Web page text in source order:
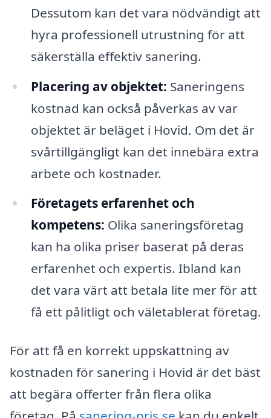
Dessutom kan det vara nödvändigt att
hyra professionell utrustning för att
säkerställa effektiv sanering.
Placering av objektet: Saneringens
kostnad kan också påverkas av var
objektet är beläget i Hovid. Om det är
svårtillgängligt kan det innebära extra
arbete och kostnader.
Företagets erfarenhet och
kompetens: Olika saneringsföretag
kan ha olika priser baserat på deras
erfarenhet och expertis. Ibland kan
det vara värt att betala lite mer för att
få ett pålitligt och väletablerat företag.
För att få en korrekt uppskattning av
kostnaden för sanering i Hovid är det bäst
att begära offerter från flera olika